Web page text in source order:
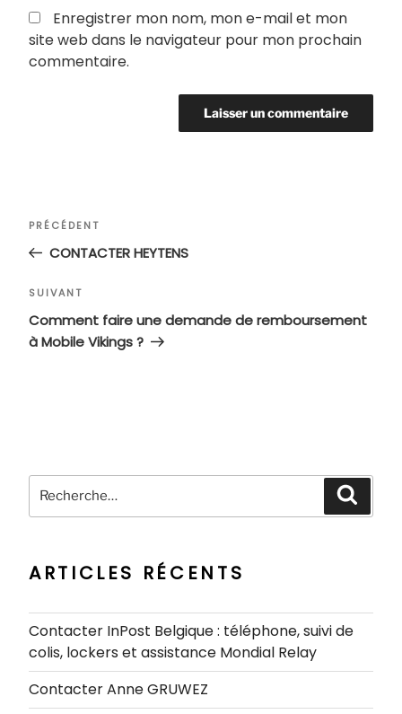
Enregistrer mon nom, mon e-mail et mon
site web dans le navigateur pour mon prochain
commentaire.
Navigation
l’article
Article
précédent
PRÉCÉDENT
CONTACTER HEYTENS
Article
suivant
SUIVANT
Comment faire une demande de remboursement
à Mobile Vikings ?
Recherche
pour
ARTICLES RÉCENTS
Contacter InPost Belgique : téléphone, suivi de
colis, lockers et assistance Mondial Relay
Contacter Anne GRUWEZ